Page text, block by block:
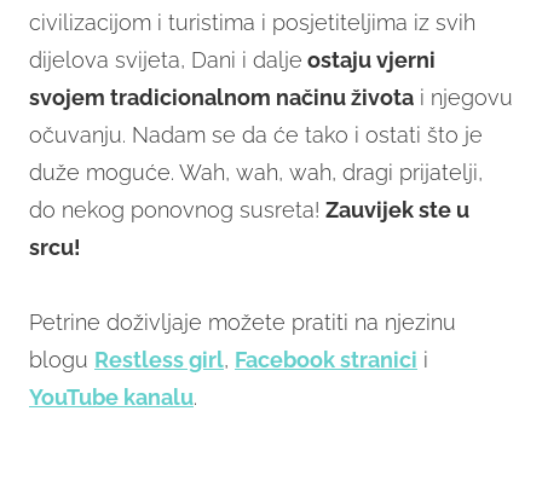
civilizacijom i turistima i posjetiteljima iz svih
dijelova svijeta, Dani i dalje ostaju vjerni
svojem tradicionalnom načinu života i njegovu
očuvanju. Nadam se da će tako i ostati što je
duže moguće. Wah, wah, wah, dragi prijatelji,
do nekog ponovnog susreta! Zauvijek ste u
srcu!
Petrine doživljaje možete pratiti na njezinu
blogu Restless girl, Facebook stranici i
YouTube kanalu.